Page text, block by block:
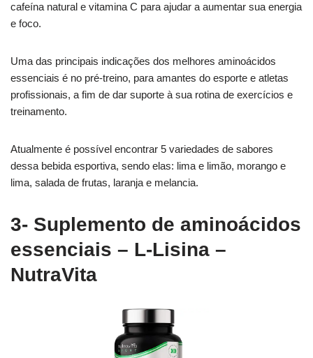
cafeína natural e vitamina C para ajudar a aumentar sua energia
e foco.
Uma das principais indicações dos melhores aminoácidos
essenciais é no pré-treino, para amantes do esporte e atletas
profissionais, a fim de dar suporte à sua rotina de exercícios e
treinamento.
Atualmente é possível encontrar 5 variedades de sabores
dessa bebida esportiva, sendo elas: lima e limão, morango e
lima, salada de frutas, laranja e melancia.
3- Suplemento de aminoácidos
essenciais – L-Lisina –
NutraVita